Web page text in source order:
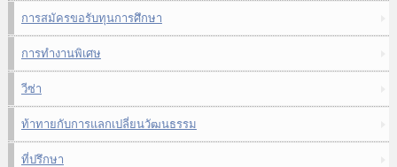
การสมัครขอรับทุนการศึกษา
การทำงานพิเศษ
วีซ่า
ท้าทายกับการแลกเปลี่ยนวัฒนธรรม
ที่ปรึกษา